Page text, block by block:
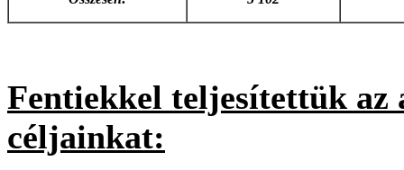
Fentiekkel teljesítettük az
céljainkat: